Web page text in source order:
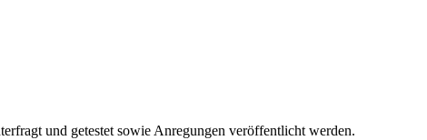
und getestet sowie Anregungen veröffentlicht werden.